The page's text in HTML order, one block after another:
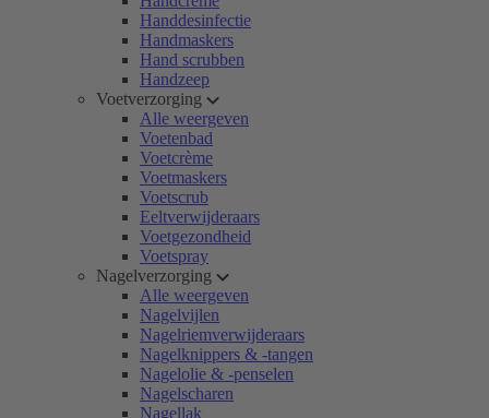
Handdesinfectie
Handmaskers
Hand scrubben
Handzeep
Voetverzorging
Alle weergeven
Voetenbad
Voetcrème
Voetmaskers
Voetscrub
Eeltverwijderaars
Voetgezondheid
Voetspray
Nagelverzorging
Alle weergeven
Nagelvijlen
Nagelriemverwijderaars
Nagelknippers & -tangen
Nagelolie & -penselen
Nagelscharen
Nagellak